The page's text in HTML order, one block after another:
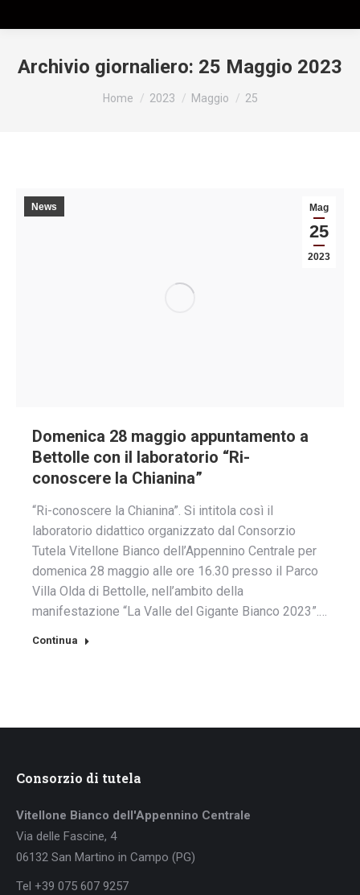
Archivio giornaliero: 25 Maggio 2023
Tu sei qui:
Home 2023 Maggio 25
Mag
25
2023
News
Domenica 28 maggio appuntamento a
Bettolle con il laboratorio “Ri-
conoscere la Chianina”
“Ri-conoscere la Chianina”. Si intitola così il
laboratorio didattico organizzato dal Consorzio
Tutela Vitellone Bianco dell’Appennino Centrale per
domenica 28 maggio alle ore 16.30 presso il Parco
Villa Olda di Bettolle, nell’ambito della
manifestazione “La Valle del Gigante Bianco 2023”.…
Continua
Consorzio di tutela
Vitellone Bianco dell'Appennino Centrale
Via delle Fascine, 4
06132 San Martino in Campo (PG)
Tel +39 075 607 9257